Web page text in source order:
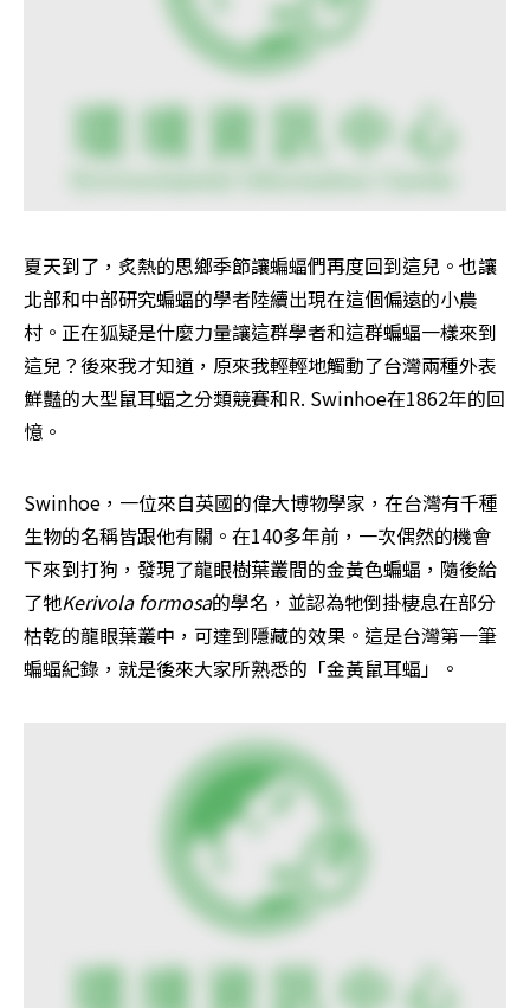
夏天到了，炙熱的思鄉季節讓蝙蝠們再度回到這兒。也讓
北部和中部研究蝙蝠的學者陸續出現在這個偏遠的小農
村。正在狐疑是什麼力量讓這群學者和這群蝙蝠一樣來到
這兒？後來我才知道，原來我輕輕地觸動了台灣兩種外表
鮮豔的大型鼠耳蝠之分類競賽和R. Swinhoe在1862年的回
憶。
Swinhoe，一位來自英國的偉大博物學家，在台灣有千種
生物的名稱皆跟他有關。在140多年前，一次偶然的機會
下來到打狗，發現了龍眼樹葉叢間的金黃色蝙蝠，隨後給
了牠Kerivola formosa的學名，並認為牠倒掛棲息在部分
枯乾的龍眼葉叢中，可達到隱藏的效果。這是台灣第一筆
蝙蝠紀錄，就是後來大家所熟悉的「金黃鼠耳蝠」。